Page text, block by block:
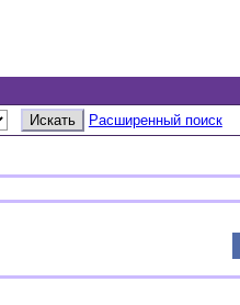
Расширенный поиск